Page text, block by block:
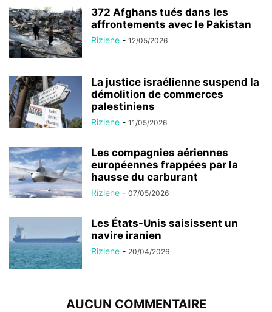
372 Afghans tués dans les
affrontements avec le Pakistan
Rizlene - 12/05/2026
La justice israélienne suspend la
démolition de commerces
palestiniens
Rizlene - 11/05/2026
Les compagnies aériennes
européennes frappées par la
hausse du carburant
Rizlene - 07/05/2026
Les États-Unis saisissent un
navire iranien
Rizlene - 20/04/2026
AUCUN COMMENTAIRE